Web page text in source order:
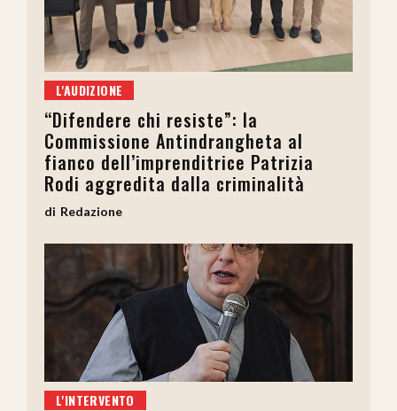
L'AUDIZIONE
“Difendere chi resiste”: la
Commissione Antindrangheta al
fianco dell’imprenditrice Patrizia
Rodi aggredita dalla criminalità
Redazione
L'INTERVENTO